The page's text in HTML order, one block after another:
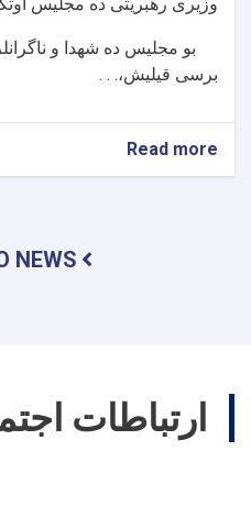
بو مجلیس ده شهدا و
برسی قیلیش،. . .
Read more
رهبریتیNEWS
ارتباطات